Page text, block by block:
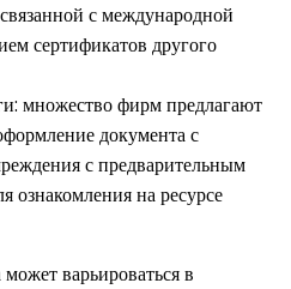
с международной
сертификатов другого
множество фирм предлагают
документа с
с предварительным
ознакомления на ресурсе
варьироваться в